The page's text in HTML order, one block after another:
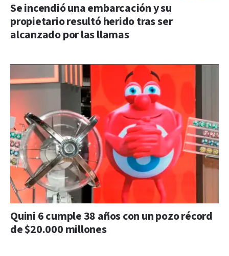
Se incendió una embarcación y su
propietario resultó herido tras ser
alcanzado por las llamas
Quini 6 cumple 38 años con un pozo récord
de $20.000 millones